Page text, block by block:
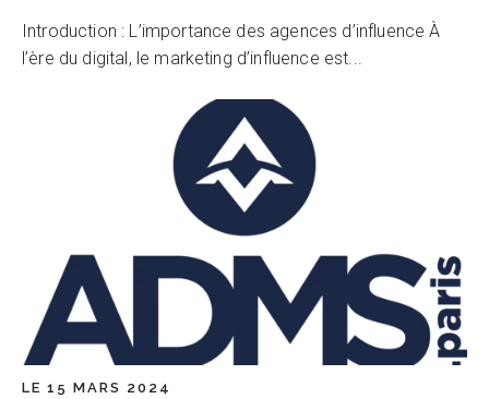
Introduction : L’importance des agences d’influence À
l’ère du digital, le marketing d’influence est...
LE 15 MARS 2024